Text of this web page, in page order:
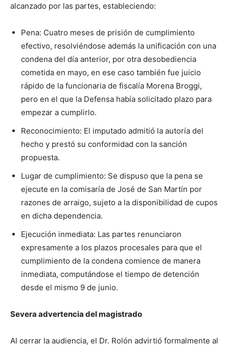
alcanzado por las partes, estableciendo:
Pena: Cuatro meses de prisión de cumplimiento
efectivo, resolviéndose además la unificación con una
condena del día anterior, por otra desobediencia
cometida en mayo, en ese caso también fue juicio
rápido de la funcionaria de fiscalía Morena Broggi,
pero en el que la Defensa había solicitado plazo para
empezar a cumplirlo.
Reconocimiento: El imputado admitió la autoría del
hecho y prestó su conformidad con la sanción
propuesta.
Lugar de cumplimiento: Se dispuso que la pena se
ejecute en la comisaría de José de San Martín por
razones de arraigo, sujeto a la disponibilidad de cupos
en dicha dependencia.
Ejecución inmediata: Las partes renunciaron
expresamente a los plazos procesales para que el
cumplimiento de la condena comience de manera
inmediata, computándose el tiempo de detención
desde el mismo 9 de junio.
Severa advertencia del magistrado
Al cerrar la audiencia, el Dr. Rolón advirtió formalmente al